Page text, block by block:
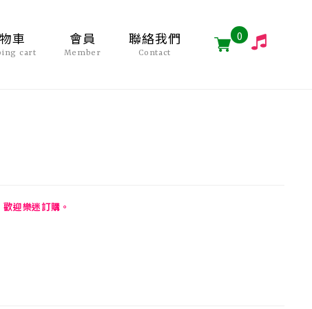
車
cart
會員
Member
聯絡我們
Contact
0
迎樂迷訂購。